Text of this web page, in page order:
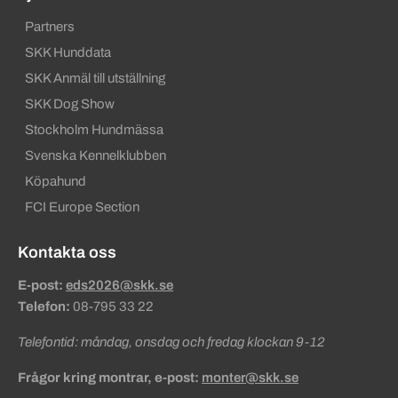
Partners
SKK Hunddata
SKK Anmäl till utställning
SKK Dog Show
Stockholm Hundmässa
Svenska Kennelklubben
Köpahund
FCI Europe Section
Kontakta oss
E-post: eds2026@skk.se
Telefon: 08-795 33 22
Telefontid: måndag, onsdag och fredag klockan 9-12
Frågor kring montrar, e-post: monter@skk.se